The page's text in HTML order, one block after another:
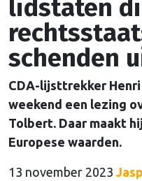
lidstaten
schenden
CDA-lijsttrekker
weekend een lezing
Tolbert. Daar maakt
Europese waarden.
13 november 2023